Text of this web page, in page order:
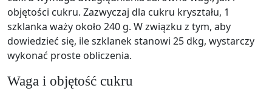
objętości cukru. Zazwyczaj dla cukru kryształu, 1
szklanka waży około 240 g. W związku z tym, aby
dowiedzieć się, ile szklanek stanowi 25 dkg, wystarczy
wykonać proste obliczenia.
Waga i objętość cukru